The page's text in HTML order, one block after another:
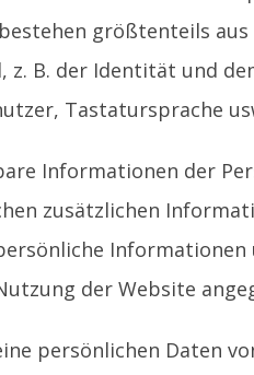
größtenteils
B. der Identität und
Tastatursprache
Informationen der
zusätzlichen
der Website
persönlichen Daten